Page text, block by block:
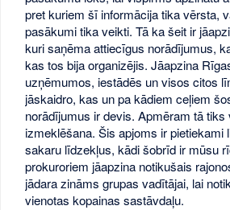
pret kuriem šī informācija tika vērsta,
pasākumi tika veikti. Tā ka šeit ir
kuri saņēma attiecīgus norādījumus,
kas tos bija organizējis. Jāapzina
uzņēmumos, iestādēs un visos citos
jāskaidro, kas un pa kādiem ceļiem
norādījumus ir devis. Apmēram tā tiks
izmeklēšana. Šis apjoms ir pietiekami
sakaru līdzekļus, kādi šobrīd ir mūsu
prokuroriem jāapzina notikušais
jādara zināms grupas vadītājai, lai
vienotas kopainas sastāvdaļu.